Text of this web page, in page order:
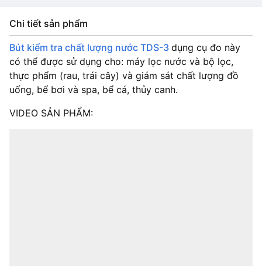
Chi tiết sản phẩm
Bút kiểm tra chất lượng nước TDS-3 dụng cụ đo này
có thể được sử dụng cho: máy lọc nước và bộ lọc,
thực phẩm (rau, trái cây) và giám sát chất lượng đồ
uống, bể bơi và spa, bể cá, thủy canh.
VIDEO SẢN PHẨM: